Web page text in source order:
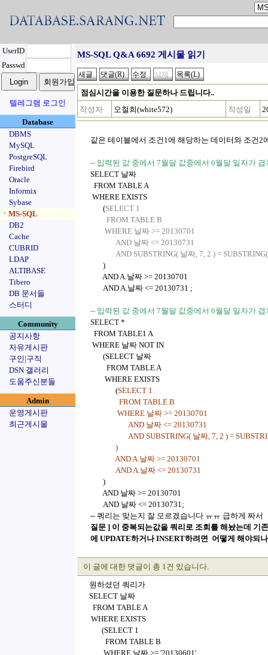
UserID
Passwd
텔레그램 로그인
Database
DBMS
MySQL
PostgreSQL
Firebird
Oracle
Informix
Sybase
ㆍMS-SQL
DB2
Cache
CUBRID
LDAP
ALTIBASE
Tibero
DB 문서들
스터디
Community
공지사항
자유게시판
구인|구직
DSN 갤러리
도움주신분들
Admin
운영게시판
최근게시물
MS-SQL Q&A 6692 게시물 읽기
점심시간을 이용한 질문하나 드립니다..
작성자
오철희(white572) 작성일
같은 테이블에서 조건1에 해당하는 데이터와 조건
-- 입력된 값 중에서 7월달 값중에서 6월달 일자가
SELECT 날짜
FROM TABLE A
WHERE EXISTS
(SELECT 1
FROM TABLE B
WHERE 날짜 >= 20130701
AND 날짜 <= 20130731
AND SUBSTRING( 날짜, 7, 2 ) =
)
AND A.날짜 >= 20130701
AND A.날짜 <= 20130731 ;
-- 입력된 값 중에서 7월달 값중에서 6월달 일자가
SELECT *
FROM TABLE1 A
WHERE 날짜 NOT IN
(SELECT 날짜
FROM TABLE A
WHERE EXISTS
(SELECT 1
FROM TABLE B
WHERE 날짜 >= 20130701
AND 날짜 <= 20130731
AND SUBSTRING( 날짜, 7, 2 ) =
)
AND A.날짜 >= 20130701
AND A.날짜 <= 20130731
)
AND 날짜 >= 20130701
AND 날짜 <= 20130731;
-- 쿼리는 맞는지 잘 모르겠습니다 ㅠㅠ 급하게 짜서
질문 ] 이 중복되는값을 쿼리로 조회를 해놨는데 기
에 UPDATE하거나 INSERT하려면 어떻게 해야되
이 글에 대한 댓글이 총 1건 있습니다.
원하셨던 쿼리가
SELECT 날짜
FROM TABLE A
WHERE EXISTS
(SELECT 1
FROM TABLE B
WHERE 날짜 >= '20130601'